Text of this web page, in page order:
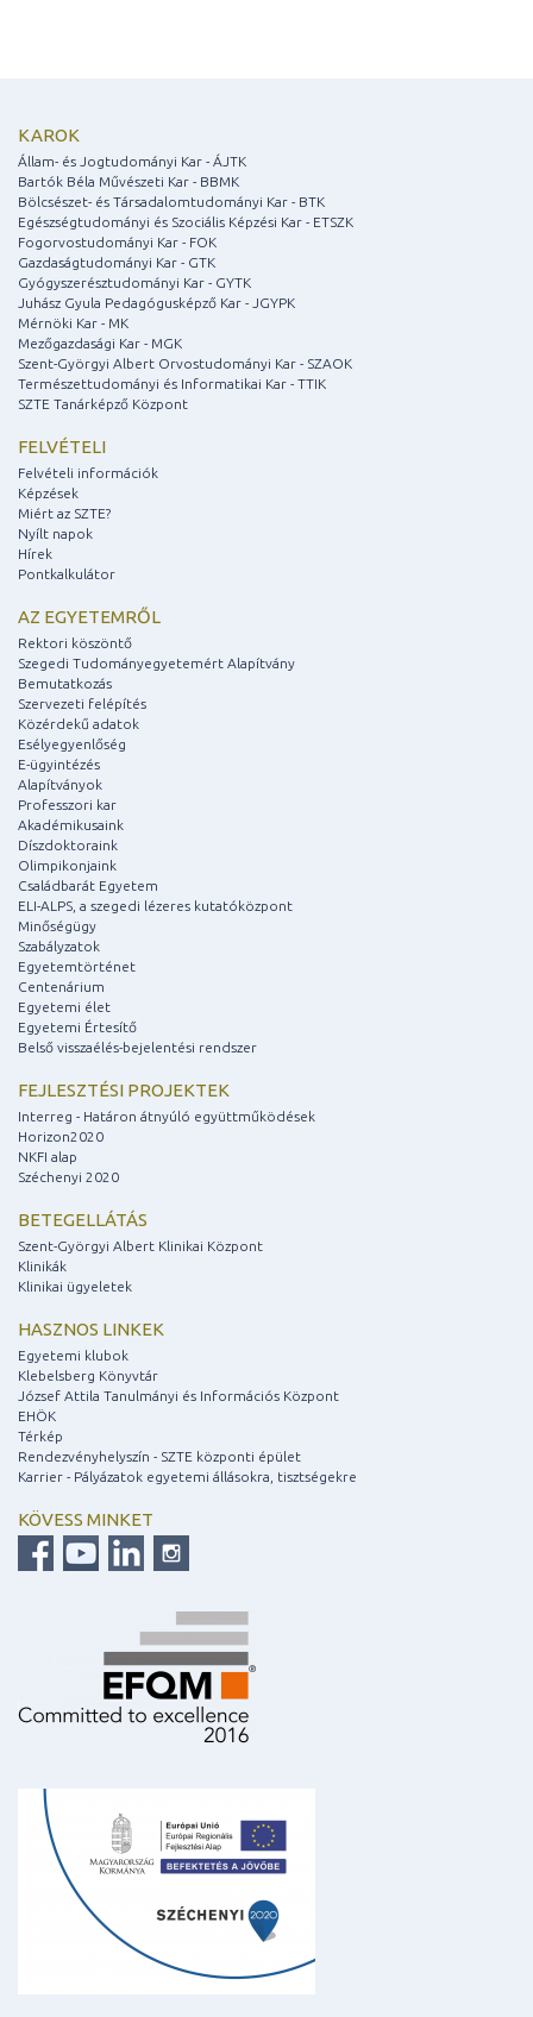
KAROK
Állam- és Jogtudományi Kar - ÁJTK
Bartók Béla Művészeti Kar - BBMK
Bölcsészet- és Társadalomtudományi Kar - BTK
Egészségtudományi és Szociális Képzési Kar - ETSZK
Fogorvostudományi Kar - FOK
Gazdaságtudományi Kar - GTK
Gyógyszerésztudományi Kar - GYTK
Juhász Gyula Pedagógusképző Kar - JGYPK
Mérnöki Kar - MK
Mezőgazdasági Kar - MGK
Szent-Györgyi Albert Orvostudományi Kar - SZAOK
Természettudományi és Informatikai Kar - TTIK
SZTE Tanárképző Központ
FELVÉTELI
Felvételi információk
Képzések
Miért az SZTE?
Nyílt napok
Hírek
Pontkalkulátor
AZ EGYETEMRŐL
Rektori köszöntő
Szegedi Tudományegyetemért Alapítvány
Bemutatkozás
Szervezeti felépítés
Közérdekű adatok
Esélyegyenlőség
E-ügyintézés
Alapítványok
Professzori kar
Akadémikusaink
Díszdoktoraink
Olimpikonjaink
Családbarát Egyetem
ELI-ALPS, a szegedi lézeres kutatóközpont
Minőségügy
Szabályzatok
Egyetemtörténet
Centenárium
Egyetemi élet
Egyetemi Értesítő
Belső visszaélés-bejelentési rendszer
FEJLESZTÉSI PROJEKTEK
Interreg - Határon átnyúló együttműködések
Horizon2020
NKFI alap
Széchenyi 2020
BETEGELLÁTÁS
Szent-Györgyi Albert Klinikai Központ
Klinikák
Klinikai ügyeletek
HASZNOS LINKEK
Egyetemi klubok
Klebelsberg Könyvtár
József Attila Tanulmányi és Információs Központ
EHÖK
Térkép
Rendezvényhelyszín - SZTE központi épület
Karrier - Pályázatok egyetemi állásokra, tisztségekre
KÖVESS MINKET